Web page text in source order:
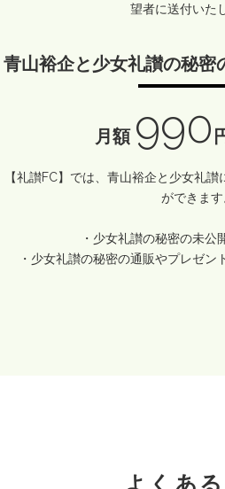
望者に送付いた
青山裕企と少女礼讃の秘密
月額 990
【礼讃FC】では、青山裕企と少女礼
ができます
・少女礼讃の秘密の未公
・少女礼讃の秘密の通販やプレゼン
よくあ